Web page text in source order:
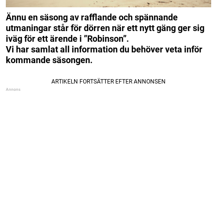
Ännu en säsong av rafflande och spännande
utmaningar står för dörren när ett nytt gäng ger sig
iväg för ett ärende i ”Robinson”.
Vi har samlat all information du behöver veta inför
kommande säsongen.